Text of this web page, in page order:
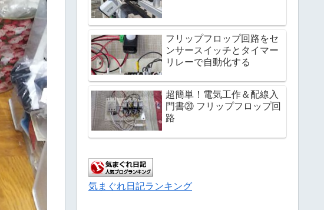
フリップフロップ回路をセ
ンサースイッチとタイマー
リレーで自動化する
超簡単！電気工作＆配線入
門書⑳ フリップフロップ回
路
気まぐれ日記ランキング